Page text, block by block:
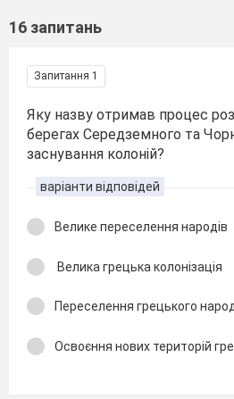
16 запитань
Запитання 1
Яку назву отримав процес
берегах Середземного та
заснування колоній?
варіанти відповідей
Велике переселення народів
Велика грецька колонізація
Переселення грецького
Освоєння нових територій